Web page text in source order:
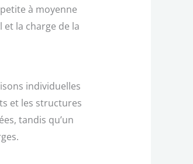
à moyenne
la charge de la
individuelles
et les structures
tandis qu’un